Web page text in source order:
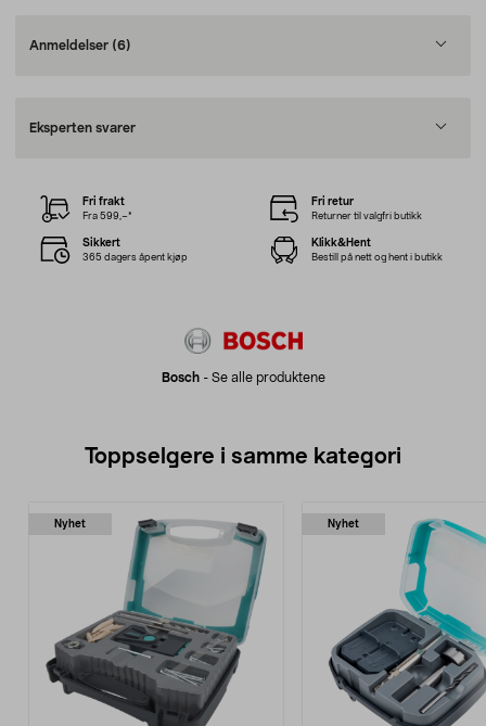
Anmeldelser (6)
Eksperten svarer
Bosch- Se alle produktene
Fri frakt
Fra 599,–*
Fri retur
Returner til valgfri butikk
Sikkert
365 dagers åpent kjøp
Klikk&Hent
Bestill på nett og hent i butikk
Toppselgere i samme kategori
Nyhet Nyhet